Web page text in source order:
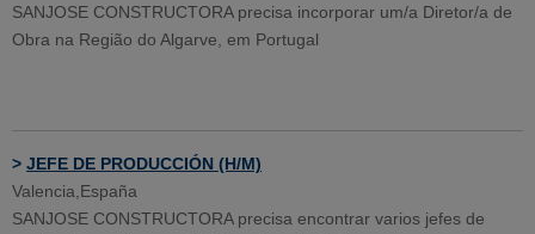
SANJOSE CONSTRUCTORA precisa incorporar um/a Diretor/a de
Obra na Região do Algarve, em Portugal
> JEFE DE PRODUCCIÓN (H/M)
Valencia,España
SANJOSE CONSTRUCTORA precisa encontrar varios jefes de